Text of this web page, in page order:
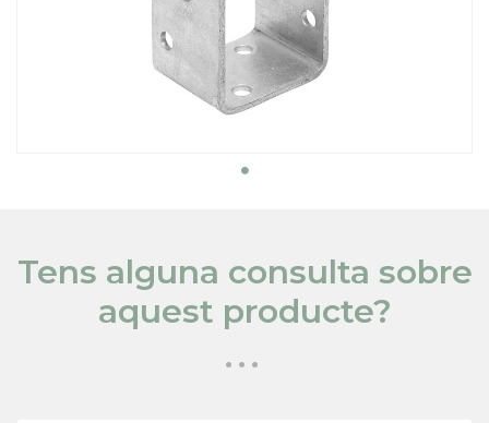
Tens alguna consulta sobre
aquest producte?
...